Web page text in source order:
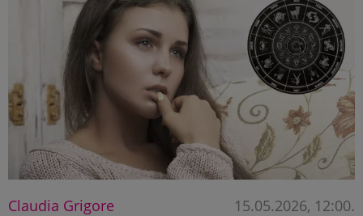
Claudia Grigore 15.05.2026, 12:00.